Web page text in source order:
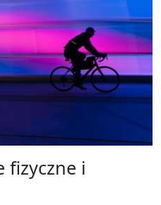
fizyczne i